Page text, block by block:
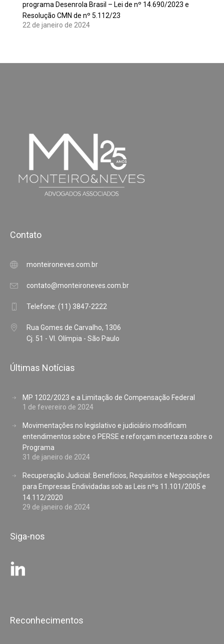
programa Desenrola Brasil – Lei de nº 14.690/2023 e
Resolução CMN de nº 5.112/23
22 de janeiro de 2024
Contato
monteironeves.com.br
contato@monteironeves.com.br
Telefone: (11) 3847-2222
Rua Gomes de Carvalho, 1306
Cj. 51 - Vl. Olímpia - São Paulo
Últimas Notícias
MP 1202/2023 e a Limitação de Compensação Federal
1 de fevereiro de 2024
Movimentações no legislativo e judiciário modificam
entendimentos sobre o PERSE e reforçam incerteza sobre o
Programa
31 de janeiro de 2024
Recuperação Judicial: Benefícios, Requisitos e Negociações
para Empresas Endividadas sob as Leis nºs 11.101/2005 e
14.112/2020
29 de janeiro de 2024
Siga-nos
Reconhecimentos